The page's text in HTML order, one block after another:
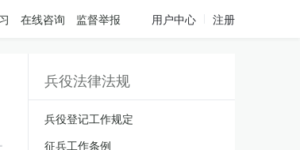
在线咨询 监督举报 用户中心 注册
兵役法律法规
兵役登记工作规定
征兵工作条例